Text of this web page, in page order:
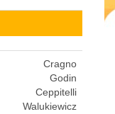
Cragno
Godin
Ceppitelli
Walukiewicz